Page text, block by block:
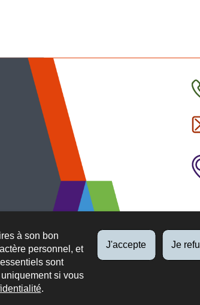
à son bon
personnel, et
sont
si vous
.
J'accepte Je
données